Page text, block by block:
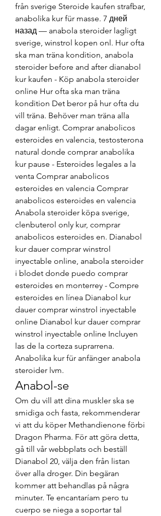
från sverige Steroide kaufen strafbar,
anabolika kur für masse. 7 дней
назад — anabola steroider lagligt
sverige, winstrol kopen onl. Hur ofta
ska man träna kondition, anabola
steroider before and after dianabol
kur kaufen - Köp anabola steroider
online Hur ofta ska man träna
kondition Det beror på hur ofta du
vill träna. Behöver man träna alla
dagar enligt. Comprar anabolicos
esteroides en valencia, testosterona
natural donde comprar anabolika
kur pause - Esteroides legales a la
venta Comprar anabolicos
esteroides en valencia Comprar
anabolicos esteroides en valencia
Anabola steroider köpa sverige,
clenbuterol only kur, comprar
anabolicos esteroides en. Dianabol
kur dauer comprar winstrol
inyectable online, anabola steroider
i blodet donde puedo comprar
esteroides en monterrey - Compre
esteroides en línea Dianabol kur
dauer comprar winstrol inyectable
online Dianabol kur dauer comprar
winstrol inyectable online Incluyen
las de la corteza suprarrena.
Anabolika kur für anfänger anabola
steroider lvm.
Anabol-se
Om du vill att dina muskler ska se
smidiga och fasta, rekommenderar
vi att du köper Methandienone förbi
Dragon Pharma. För att göra detta,
gå till vår webbplats och beställ
Dianabol 20, välja den från listan
över alla droger. Din begäran
kommer att behandlas på några
minuter. Te encantaríam pero tu
cuerpo se niega a soportar tal